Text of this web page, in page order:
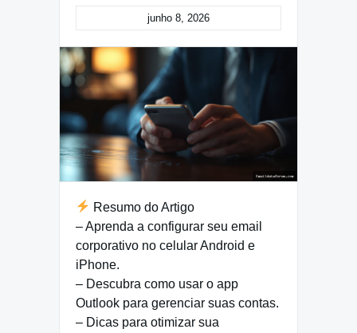
junho 8, 2026
Resumo do Artigo
– Aprenda a configurar seu email
corporativo no celular Android e
iPhone.
– Descubra como usar o app
Outlook para gerenciar suas contas.
– Dicas para otimizar sua